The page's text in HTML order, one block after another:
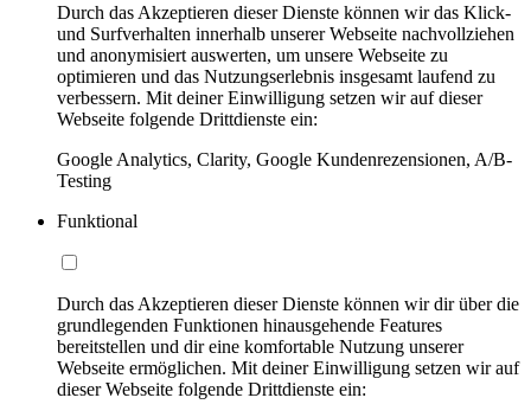
Durch das Akzeptieren dieser Dienste können wir das Klick-
und Surfverhalten innerhalb unserer Webseite nachvollziehen
und anonymisiert auswerten, um unsere Webseite zu
optimieren und das Nutzungserlebnis insgesamt laufend zu
verbessern. Mit deiner Einwilligung setzen wir auf dieser
Webseite folgende Drittdienste ein:
Google Analytics, Clarity, Google Kundenrezensionen, A/B-
Testing
Funktional
Durch das Akzeptieren dieser Dienste können wir dir über die
grundlegenden Funktionen hinausgehende Features
bereitstellen und dir eine komfortable Nutzung unserer
Webseite ermöglichen. Mit deiner Einwilligung setzen wir auf
dieser Webseite folgende Drittdienste ein: